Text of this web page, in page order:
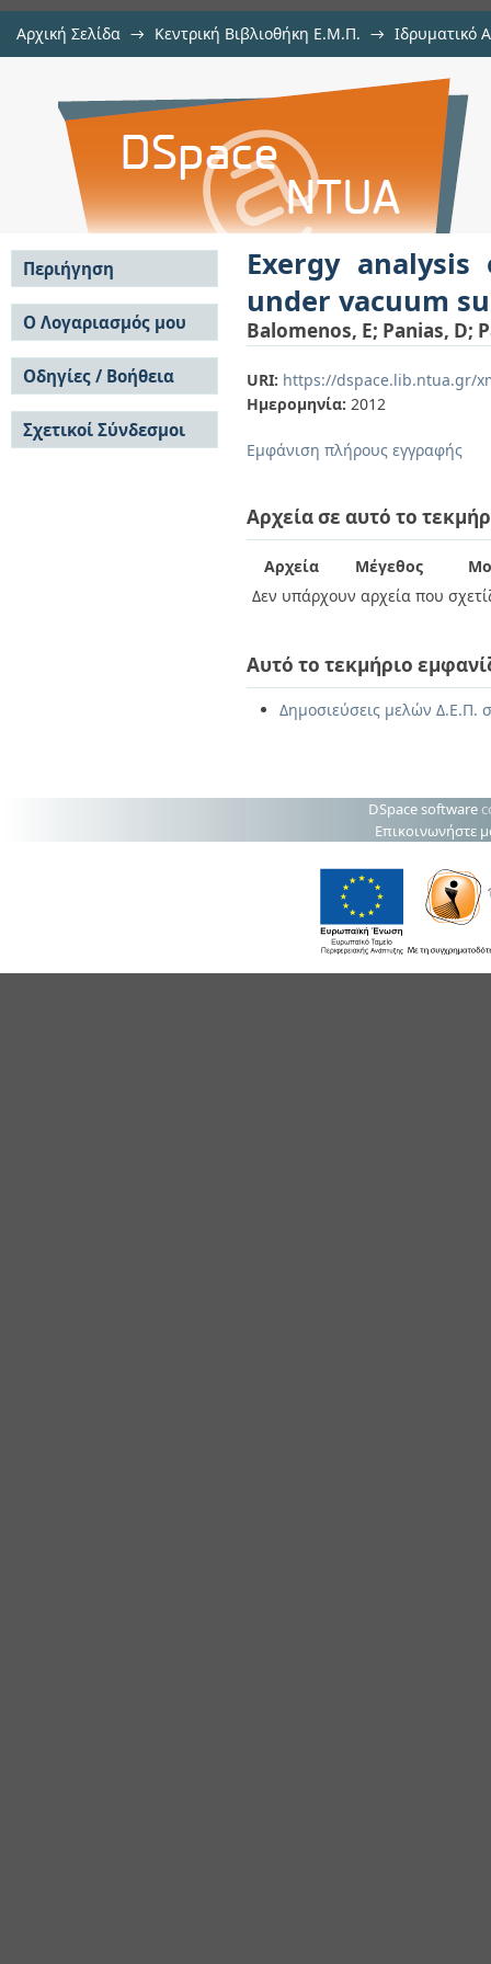
Αρχική Σελίδα → Κεντρική Βιβλιοθήκη Ε.Μ.Π. → Ιδρυματικό
Exergy analysis of metal
sustainability prospects
Exergy
under vacuum
Balomenos, E; Panias, D;
URI: https://dspace.lib.ntua.gr/
Ημερομηνία: 2012
Εμφάνιση πλήρους εγγραφής
Αρχεία σε αυτό το
Αρχεία Μέγεθος
Δεν υπάρχουν αρχεία που
Αυτό το τεκμήριο
Δημοσιεύσεις μελών Δ.Ε.Π.
Περιήγηση
Σε όλο το DSpace
Κοινότητες & Συλλογές
Ανά Ημερομηνία
Έκδοσης
Συγγραφείς
Τίτλοι
Θέματα
Ο Λογαριασμός μου
Σύνδεση
Εγγραφή
Οδηγίες / Βοήθεια
Οδηγίες Υποβολής
Οδηγίες Χρήσης ΙΑ
Συχνές Ερωτήσεις
Σχετικοί Σύνδεσμοι
DSpace software
Επικοινωνήστε